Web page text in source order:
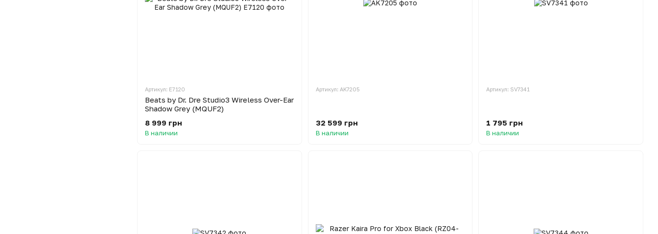
Артикул: E7120
Beats by Dr. Dre Studio3 Wireless Over-Ear
Shadow Grey (MQUF2)
8 999 грн
В наличии
Артикул: AK7205
32 599 грн
В наличии
Артикул: SV7341
1 795 грн
В наличии